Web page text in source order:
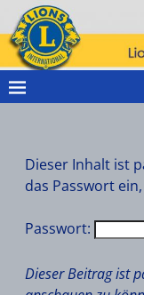
Dieser Inhalt ist
das Passwort
Passwort:
Dieser Beitrag ist